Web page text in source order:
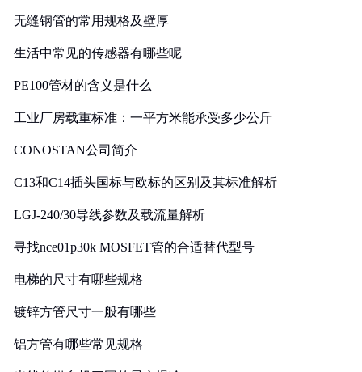
无缝钢管的常用规格及壁厚
生活中常见的传感器有哪些呢
PE100管材的含义是什么
工业厂房载重标准：一平方米能承受多少公斤
CONOSTAN公司简介
C13和C14插头国标与欧标的区别及其标准解析
LGJ-240/30导线参数及载流量解析
寻找nce01p30k MOSFET管的合适替代型号
电梯的尺寸有哪些规格
镀锌方管尺寸一般有哪些
铝方管有哪些常见规格